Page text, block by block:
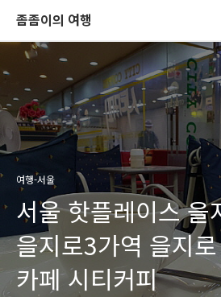
좀좀이의 여행
여행-서울
서울 핫플레이스 을
을지로3가역 을지
카페 시티커피